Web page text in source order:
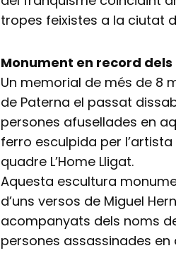
tropes feixistes a la ciutat
Monument en record
Un memorial de més de 8
de Paterna el passat
persones afusellades en
ferro esculpida per
quadre L’Home Lligat.
Aquesta escultura
d’uns versos de Miguel
acompanyats dels noms
persones assassinades